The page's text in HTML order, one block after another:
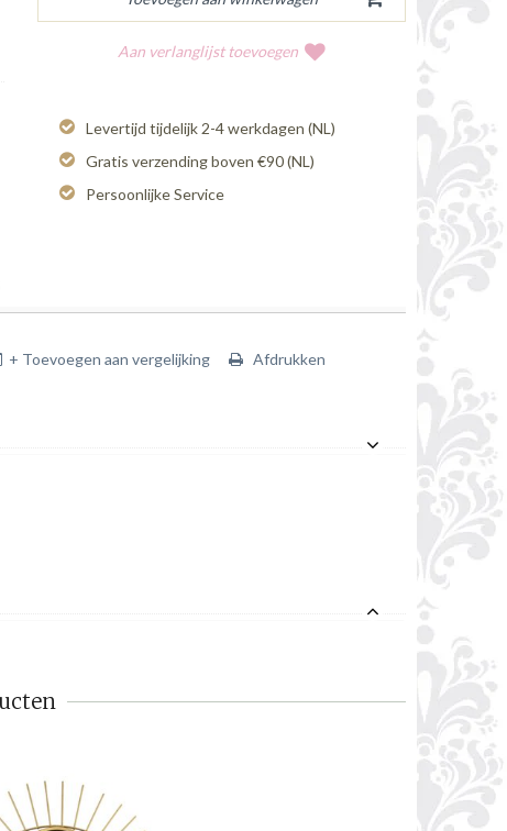
Aan verlanglijst toevoegen
Levertijd tijdelijk 2-4 werkdagen (NL)
Gratis verzending boven €90 (NL)
Persoonlijke Service
+ Toevoegen aan vergelijking Afdrukken